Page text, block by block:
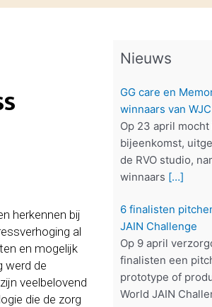
herkennen bij
al
en mogelijk
werd de
veelbelovend
die de zorg
Nieuws
GG care en
winnaars van
Op 23 april
bijeenkomst,
de RVO studio,
winnaars […]
6 finalisten
JAIN Challenge
Op 9 april
finalisten een
prototype of
World JAIN